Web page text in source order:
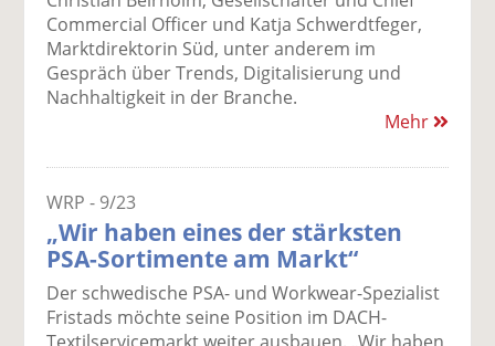
Commercial Officer und Katja Schwerdtfeger,
Marktdirektorin Süd, unter anderem im
Gespräch über Trends, Digitalisierung und
Nachhaltigkeit in der Branche.
Mehr
WRP - 9/23
„Wir haben eines der stärksten
PSA-Sortimente am Markt“
Der schwedische PSA- und Workwear-Spezialist
Fristads möchte seine Position im DACH-